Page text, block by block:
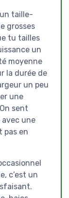
taille-
grosses
tu tailles
un
moyenne
la durée de
un peu
une
sent
avec une
pas en
c’est un